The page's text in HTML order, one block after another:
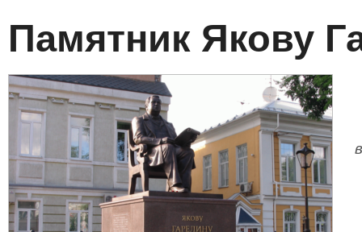
Памятник Якову